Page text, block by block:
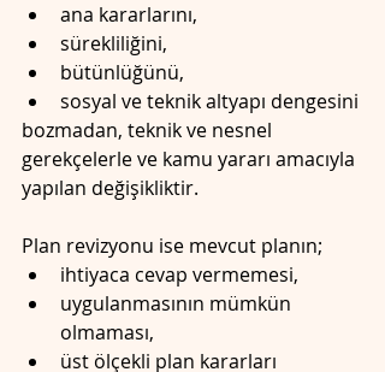
ana kararlarını,
sürekliliğini,
bütünlüğünü,
sosyal ve teknik altyapı dengesini
bozmadan, teknik ve nesnel
gerekçelerle ve kamu yararı amacıyla
yapılan değişikliktir.
Plan revizyonu ise mevcut planın;
ihtiyaca cevap vermemesi,
uygulanmasının mümkün
olmaması,
üst ölçekli plan kararları